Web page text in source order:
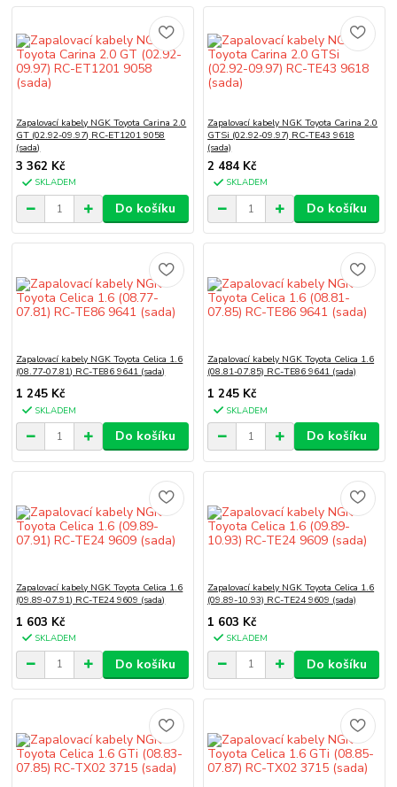
Zapalovací kabely NGK Toyota Carina 2.0
GT (02.92-09.97) RC-ET1201 9058
(sada)
3 362 Kč
SKLADEM
Do košíku
Zapalovací kabely NGK Toyota Carina 2.0
GTSi (02.92-09.97) RC-TE43 9618
(sada)
2 484 Kč
SKLADEM
Do košíku
Zapalovací kabely NGK Toyota Celica 1.6
(08.77-07.81) RC-TE86 9641 (sada)
1 245 Kč
SKLADEM
Do košíku
Zapalovací kabely NGK Toyota Celica 1.6
(08.81-07.85) RC-TE86 9641 (sada)
1 245 Kč
SKLADEM
Do košíku
Zapalovací kabely NGK Toyota Celica 1.6
(09.89-07.91) RC-TE24 9609 (sada)
1 603 Kč
SKLADEM
Do košíku
Zapalovací kabely NGK Toyota Celica 1.6
(09.89-10.93) RC-TE24 9609 (sada)
1 603 Kč
SKLADEM
Do košíku